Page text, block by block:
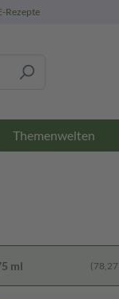
Rezepte
Themenwelten
ml (78,27